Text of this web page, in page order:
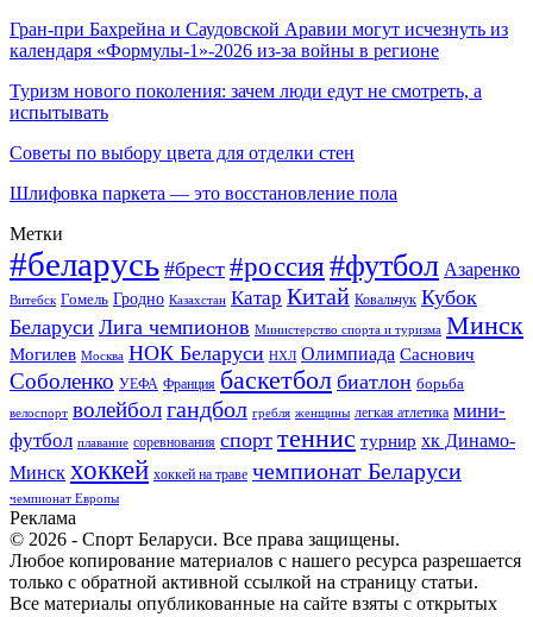
Гран-при Бахрейна и Саудовской Аравии могут исчезнуть из
календаря «Формулы-1»-2026 из-за войны в регионе
Туризм нового поколения: зачем люди едут не смотреть, а
испытывать
Советы по выбору цвета для отделки стен
Шлифовка паркета — это восстановление пола
Метки
#беларусь #брест #россия#футбол Азаренко
Витебск Гомель Гродно Казахстан Катар Китай Ковальчук Кубок
Беларуси Лига чемпионов Министерство спорта и туризма Минск
Могилев Москва НОК Беларуси НХЛ Олимпиада Саснович
Соболенко УЕФА Франция баскетбол биатлон борьба
велоспорт волейболгандбол гребля женщины легкая атлетика мини-
футбол плавание соревнования спорт теннис турнир хк Динамо-
Минск хоккей хоккей на траве чемпионат Беларуси
чемпионат Европы
Реклама
© 2026 - Спорт Беларуси. Все права защищены.
Любое копирование материалов с нашего ресурса разрешается
только с обратной активной ссылкой на страницу статьи.
Все материалы опубликованные на сайте взяты с открытых